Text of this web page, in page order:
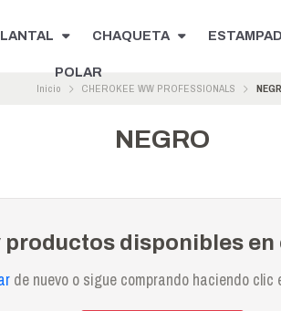
CHAQUETA
POLAR
Inicio CHEROKEE WW PROFESSIONALS
NEGRO
productos disponibles
de nuevo o sigue comprando haciendo clic